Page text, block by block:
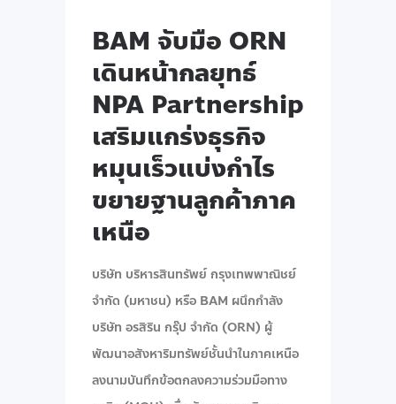
BAM จับมือ ORN
เดินหน้ากลยุทธ์
NPA Partnership
เสริมแกร่งธุรกิจ
หมุนเร็วแบ่งกำไร
ขยายฐานลูกค้าภาค
เหนือ
บริษัท บริหารสินทรัพย์ กรุงเทพพาณิชย์
จำกัด (มหาชน) หรือ BAM ผนึกกำลัง
บริษัท อรสิริน กรุ๊ป จำกัด (ORN) ผู้
พัฒนาอสังหาริมทรัพย์ชั้นนำในภาคเหนือ
ลงนามบันทึกข้อตกลงความร่วมมือทาง